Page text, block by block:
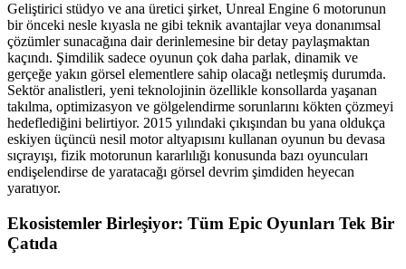
Geliştirici stüdyo ve ana üretici şirket, Unreal Engine 6 motorunun
bir önceki nesle kıyasla ne gibi teknik avantajlar veya donanımsal
çözümler sunacağına dair derinlemesine bir detay paylaşmaktan
kaçındı. Şimdilik sadece oyunun çok daha parlak, dinamik ve
gerçeğe yakın görsel elementlere sahip olacağı netleşmiş durumda.
Sektör analistleri, yeni teknolojinin özellikle konsollarda yaşanan
takılma, optimizasyon ve gölgelendirme sorunlarını kökten çözmeyi
hedeflediğini belirtiyor. 2015 yılındaki çıkışından bu yana oldukça
eskiyen üçüncü nesil motor altyapısını kullanan oyunun bu devasa
sıçrayışı, fizik motorunun kararlılığı konusunda bazı oyuncuları
endişelendirse de yaratacağı görsel devrim şimdiden heyecan
yaratıyor.
Ekosistemler Birleşiyor: Tüm Epic Oyunları Tek Bir
Çatıda